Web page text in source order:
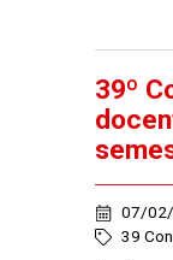
39º
07/
39